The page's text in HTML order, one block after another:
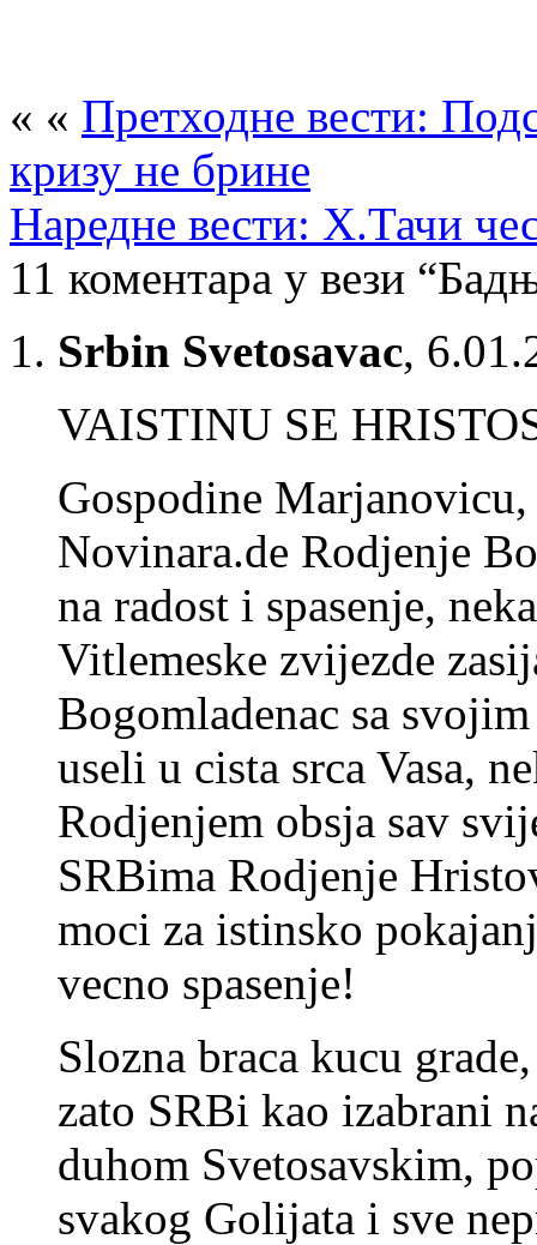
« « Претходне вести:
кризу не брине
Наредне вести: Х.Тачи
11 коментара у вези
Srbin Svetosavac,
VAISTINU SE
Gospodine
Novinara.de Rodjenje
na radost i spasenje,
Vitlemeske zvijezde
Bogomladenac sa
useli u cista srca Vasa,
Rodjenjem obsja sav
SRBima Rodjenje
moci za istinsko
vecno spasenje!
Slozna braca kucu
zato SRBi kao izabrani
duhom Svetosavskim,
svakog Golijata i sve